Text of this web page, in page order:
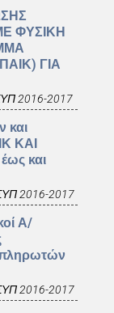
ΦΥΣΙΚΗ
ΓΙΑ
2016-2017
και
ΚΑΙ
και
2016-2017
Α/
2016-2017